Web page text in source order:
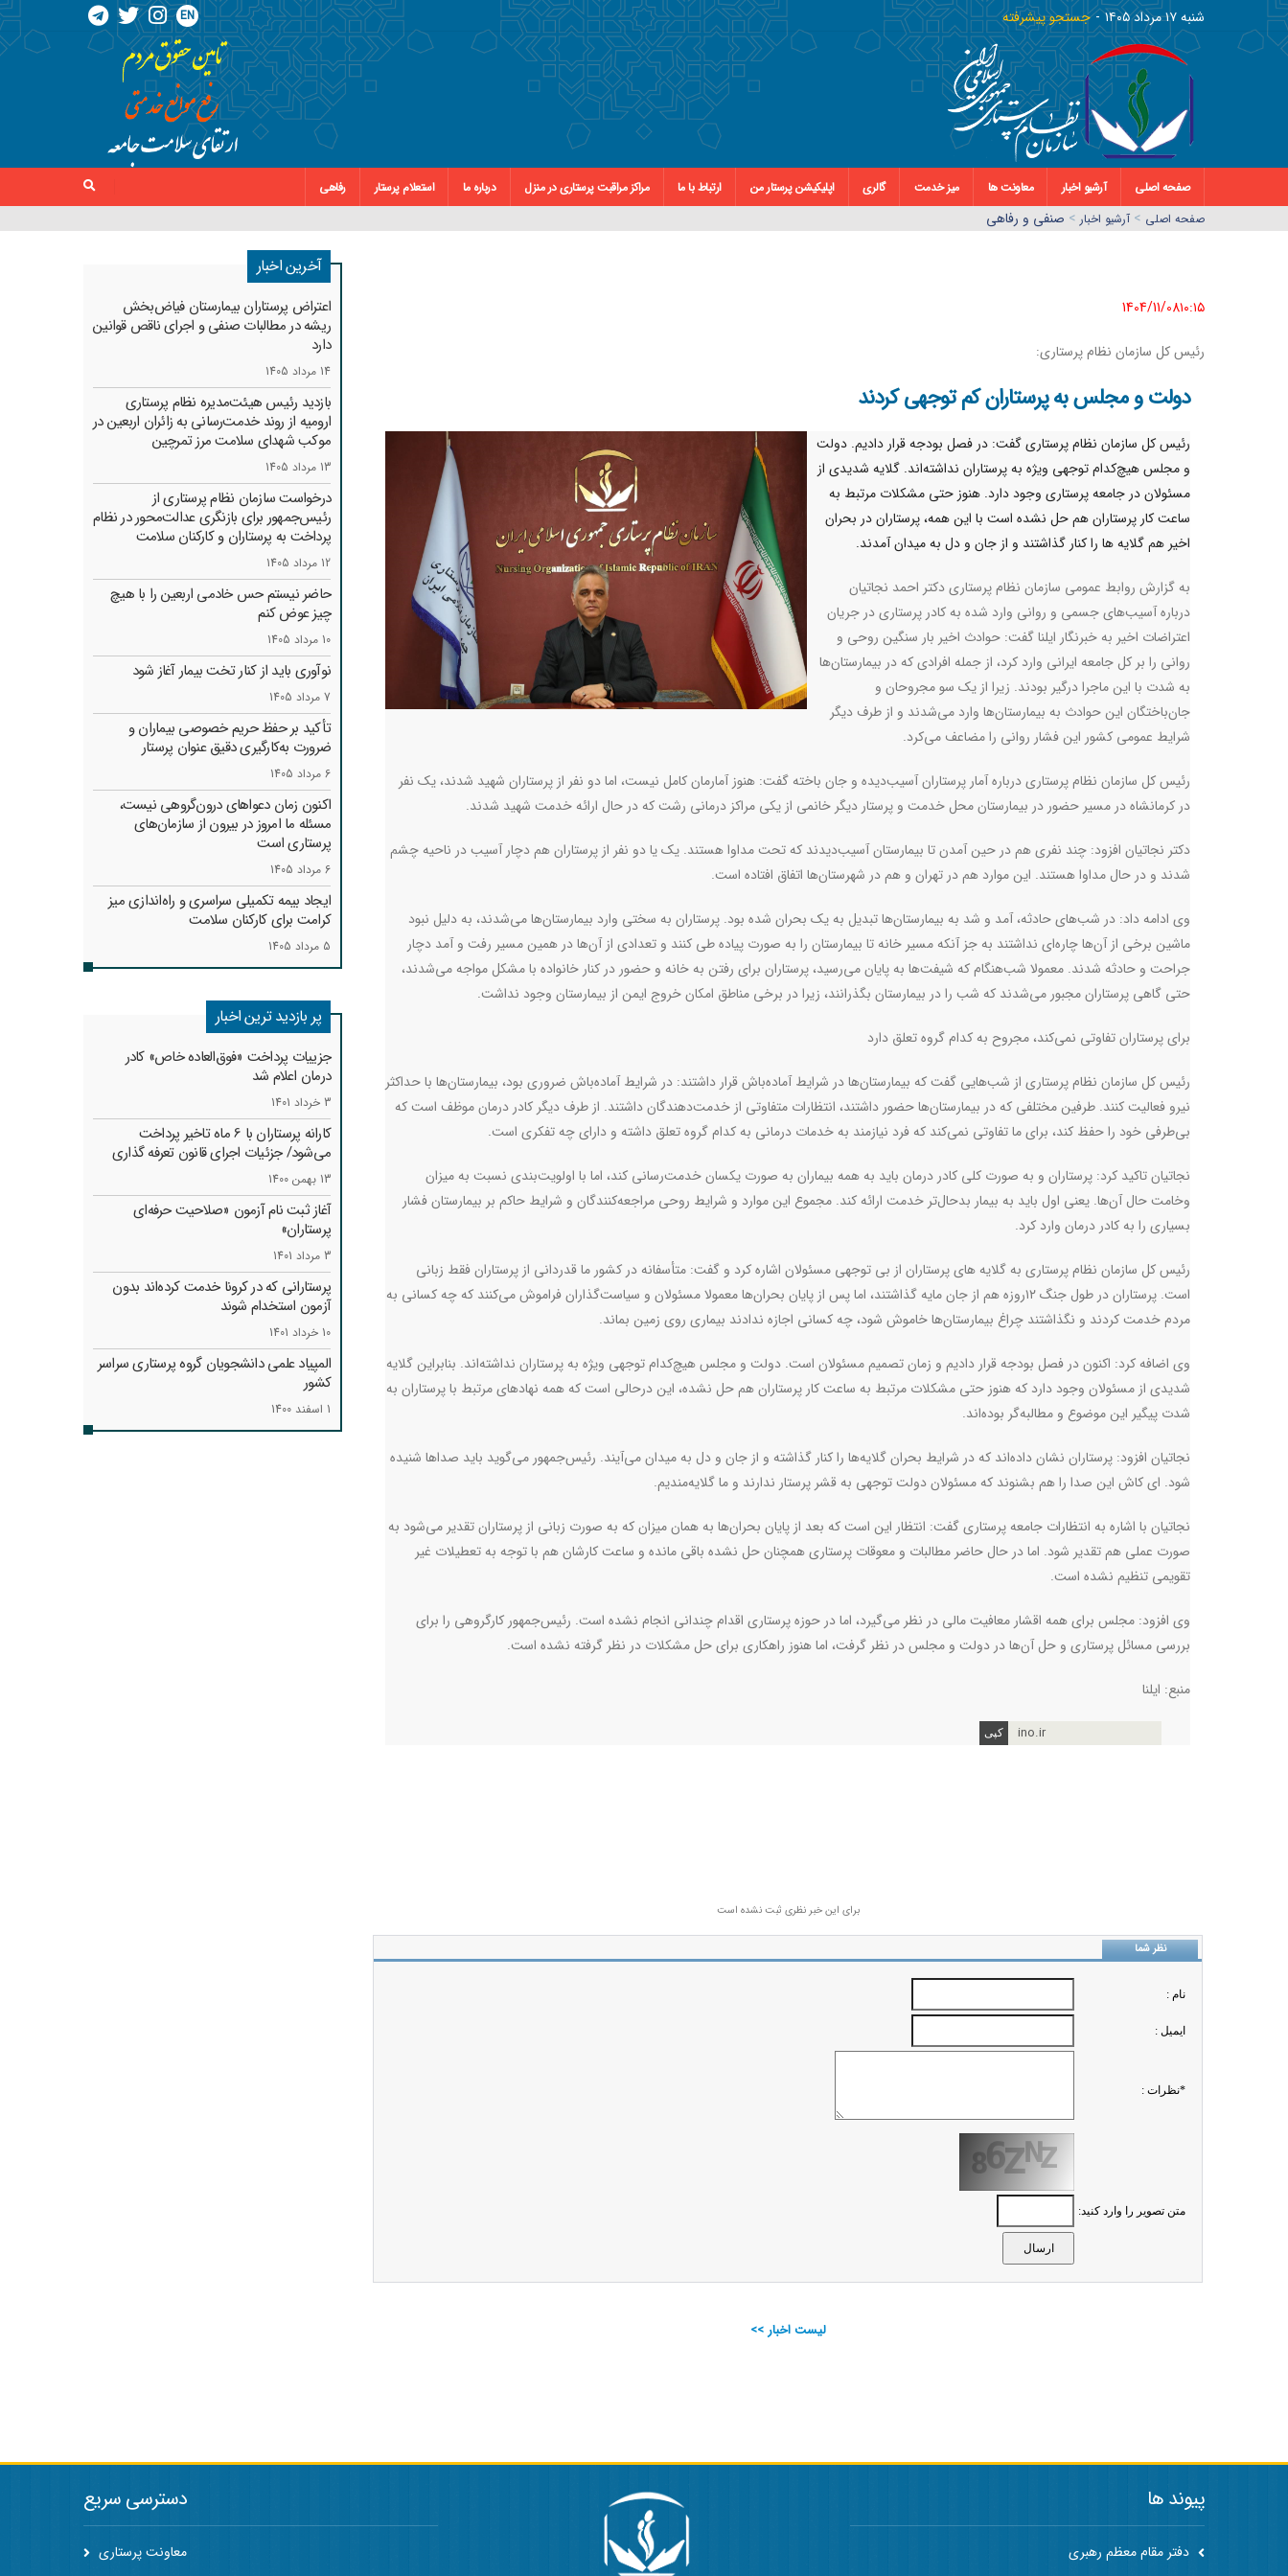
شنبه ١٧ مرداد ١٤٠٥ جستجو پیشرفته EN
صفحه اصلی آرشیو اخبار معاونت ها میز خدمت گالری اپلیکیشن پرستار من ارتباط با ما مراکز مراقبت پرستاری در منزل درباره ما استعلام پرستار
رفاهی
صفحه اصلي > آرشیو اخبار > صنفی و رفاهی
1404/11/08١٠:١٥
رئیس کل سازمان نظام پرستاری:
دولت و مجلس به پرستاران کم توجهی کردند
رئیس کل سازمان نظام پرستاری گفت: در فصل بودجه قرار دادیم. دولت
و مجلس هیچ‌کدام توجهی ویژه به پرستاران نداشته‌اند. گلایه شدیدی از
مسئولان در جامعه پرستاری وجود دارد. هنوز حتی مشکلات مرتبط به
ساعت کار پرستاران هم حل نشده است با این همه، پرستاران در بحران
اخیر هم گلایه ها را کنار گذاشتند و از جان و دل به میدان آمدند.
به گزارش روابط عمومی سازمان نظام پرستاری دکتر احمد نجاتیان
درباره آسیب‌های جسمی و روانی وارد شده به کادر پرستاری در جریان
اعتراضات اخیر به خبرنگار ایلنا گفت: حوادث اخیر بار سنگین روحی و
روانی را بر کل جامعه ایرانی وارد کرد، از جمله افرادی که در بیمارستان‌ها
به شدت با این ماجرا درگیر بودند. زیرا از یک سو مجروحان و
جان‌باختگان این حوادث به بیمارستان‌ها وارد می‌شدند و از طرف دیگر
شرایط عمومی کشور این فشار روانی را مضاعف می‌کرد.
رئیس کل سازمان نظام پرستاری درباره آمار پرستاران آسیب‌دیده و جان باخته گفت: هنوز آمارمان کامل نیست، اما دو نفر از پرستاران شهید شدند، یک نفر
در کرمانشاه در مسیر حضور در بیمارستان محل خدمت و پرستار دیگر خانمی از یکی مراکز درمانی رشت که در حال ارائه خدمت شهید شدند.
دکتر نجاتیان افزود: چند نفری هم در حین آمدن تا بیمارستان آسیب‌دیدند که تحت مداوا هستند. یک یا دو نفر از پرستاران هم دچار آسیب در ناحیه چشم
شدند و در حال مداوا هستند. این موارد هم در تهران و هم در شهرستان‌ها اتفاق افتاده است.
وی ادامه داد: در شب‌های حادثه، آمد و شد به بیمارستان‌ها تبدیل به یک بحران شده بود. پرستاران به سختی وارد بیمارستان‌ها می‌شدند، به دلیل نبود
ماشین برخی از آن‌ها چاره‌ای نداشتند به جز آنکه مسیر خانه تا بیمارستان را به صورت پیاده طی کنند و تعدادی از آن‌ها در همین مسیر رفت و آمد دچار
جراحت و حادثه شدند. معمولا شب‌هنگام که شیفت‌ها به پایان می‌رسید، پرستاران برای رفتن به خانه و حضور در کنار خانواده با مشکل مواجه می‌شدند،
حتی گاهی پرستاران مجبور می‌شدند که شب را در بیمارستان بگذرانند، زیرا در برخی مناطق امکان خروج ایمن از بیمارستان وجود نداشت.
برای پرستاران تفاوتی نمی‌کند، مجروح به کدام گروه تعلق دارد
رئیس کل سازمان نظام پرستاری از شب‌هایی گفت که بیمارستان‌ها در شرایط آماده‌باش قرار داشتند: در شرایط آماده‌باش ضروری بود، بیمارستان‌ها با حداکثر
نیرو فعالیت کنند. طرفین مختلفی که در بیمارستان‌ها حضور داشتند، انتظارات متفاوتی از خدمت‌دهندگان داشتند. از طرف دیگر کادر درمان موظف است که
بی‌طرفی خود را حفظ کند، برای ما تفاوتی نمی‌کند که فرد نیازمند به خدمات درمانی به کدام گروه تعلق داشته و دارای چه تفکری است.
نجاتیان تاکید کرد: پرستاران و به صورت کلی کادر درمان باید به همه بیماران به صورت یکسان خدمت‌رسانی کند، اما با اولویت‌بندی نسبت به میزان
وخامت حال آن‌ها. یعنی اول باید به بیمار بدحال‌تر خدمت ارائه کند. مجموع این موارد و شرایط روحی مراجعه‌کنندگان و شرایط حاکم بر بیمارستان فشار
بسیاری را به کادر درمان وارد کرد.
رئیس کل سازمان نظام پرستاری به گلایه های پرستاران از بی توجهی مسئولان اشاره کرد و گفت: متأسفانه در کشور ما قدردانی از پرستاران فقط زبانی
است. پرستاران در طول جنگ ۱۲روزه هم از جان مایه گذاشتند، اما پس از پایان بحران‌ها معمولا مسئولان و سیاست‌گذاران فراموش می‌کنند که چه کسانی به
مردم خدمت کردند و نگذاشتند چراغ بیمارستان‌ها خاموش شود، چه کسانی اجازه ندادند بیماری روی زمین بماند.
وی اضافه کرد: اکنون در فصل بودجه قرار دادیم و زمان تصمیم مسئولان است. دولت و مجلس هیچ‌کدام توجهی ویژه به پرستاران نداشته‌اند. بنابراین گلایه
شدیدی از مسئولان وجود دارد که هنوز حتی مشکلات مرتبط به ساعت کار پرستاران هم حل نشده، این درحالی است که همه نهادهای مرتبط با پرستاران به
شدت پیگیر این موضوع و مطالبه‌گر بوده‌اند.
نجاتیان افزود: پرستاران نشان داده‌اند که در شرایط بحران گلایه‌ها را کنار گذاشته و از جان و دل به میدان می‌آیند. رئیس‌جمهور می‌گوید باید صداها شنیده
شود. ای کاش این صدا را هم بشنوند که مسئولان دولت توجهی به قشر پرستار ندارند و ما گلایه‌مندیم.
نجاتیان با اشاره به انتظارات جامعه پرستاری گفت: انتظار این است که بعد از پایان بحران‌ها به همان میزان که به صورت زبانی از پرستاران تقدیر می‌شود به
صورت عملی هم تقدیر شود. اما در حال حاضر مطالبات و معوقات پرستاری همچنان حل نشده باقی مانده و ساعت کارشان هم با توجه به تعطیلات غیر
تقویمی تنظیم نشده است.
وی افزود: مجلس برای همه اقشار معافیت مالی در نظر می‌گیرد، اما در حوزه پرستاری اقدام چندانی انجام نشده است. رئیس‌جمهور کارگروهی را برای
بررسی مسائل پرستاری و حل آن‌ها در دولت و مجلس در نظر گرفت، اما هنوز راهکاری برای حل مشکلات در نظر گرفته نشده است.
منبع: ایلنا
ino.ir
برای این خبر نظری ثبت نشده است
نظر شما
نام :
ايميل :
*نظرات :
متن تصویر را وارد کنید:
لیست اخبار >>
آخرین اخبار
اعتراض پرستاران بیمارستان فیاض‌بخش
ریشه در مطالبات صنفی و اجرای ناقص قوانین
دارد
14 مرداد 1405
بازدید رئیس هیئت‌مدیره نظام پرستاری
ارومیه از روند خدمت‌رسانی به زائران اربعین در
موکب شهدای سلامت مرز تمرچین
13 مرداد 1405
درخواست سازمان نظام پرستاری از
رئیس‌جمهور برای بازنگری عدالت‌محور در نظام
پرداخت به پرستاران و کارکنان سلامت
12 مرداد 1405
حاضر نیستم حس خادمی اربعین را با هیچ
چیز عوض کنم
10 مرداد 1405
نوآوری باید از کنار تخت بیمار آغاز شود
7 مرداد 1405
تأکید بر حفظ حریم خصوصی بیماران و
ضرورت به‌کارگیری دقیق عنوان پرستار
6 مرداد 1405
اکنون زمان دعواهای درون‌گروهی نیست،
مسئله ما امروز در بیرون از سازمان‌های
پرستاری است
6 مرداد 1405
ایجاد بیمه تکمیلی سراسری و راه‌اندازی میز
کرامت برای کارکنان سلامت
5 مرداد 1405
پر بازدید ترین اخبار
جزییات پرداخت «فوق‌العاده خاص» کادر
درمان اعلام شد
3 خرداد 1401
کارانه‌ پرستاران با 6 ماه تاخیر پرداخت
می‌شود/ جزئیات اجرای قانون تعرفه گذاری
13 بهمن 1400
آغاز ثبت نام آزمون «صلاحیت حرفه‌ای
پرستاران»
3 مرداد 1401
پرستارانی که در کرونا خدمت کرد‌ه‌اند بدون
آزمون استخدام شوند
10 خرداد 1401
المپیاد علمی دانشجویان گروه پرستاری سراسر
کشور
1 اسفند 1400
پیوند ها
دفتر مقام معظم رهبری
دسترسی سریع
معاونت پرستاری